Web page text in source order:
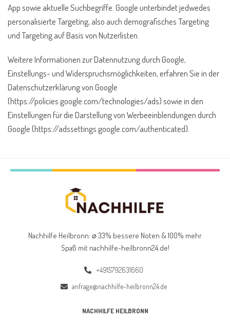
App sowie aktuelle Suchbegriffe. Google unterbindet jedwedes
personalisierte Targeting, also auch demografisches Targeting
und Targeting auf Basis von Nutzerlisten.
Weitere Informationen zur Datennutzung durch Google,
Einstellungs- und Widerspruchsmöglichkeiten, erfahren Sie in der
Datenschutzerklärung von Google
(https://policies.google.com/technologies/ads) sowie in den
Einstellungen für die Darstellung von Werbeeinblendungen durch
Google (https://adssettings.google.com/authenticated).
Nachhilfe Heilbronn: ⌀ 33% bessere Noten & 100% mehr
Spaß mit nachhilfe-heilbronn24.de!
+4915792631660
anfrage@nachhilfe-heilbronn24.de
NACHHILFE HEILBRONN